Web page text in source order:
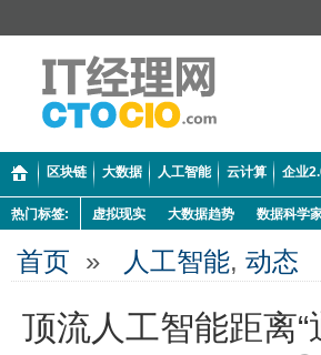
区块链 大数据 人工智能 云计算 企业
热门标签: 虚拟现实 大数据趋势 数据科学
首页 » 人工智能, 动态
顶流人工智能距离“